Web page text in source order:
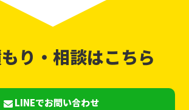
り・相談はこちら
LINEでお問い合わせ